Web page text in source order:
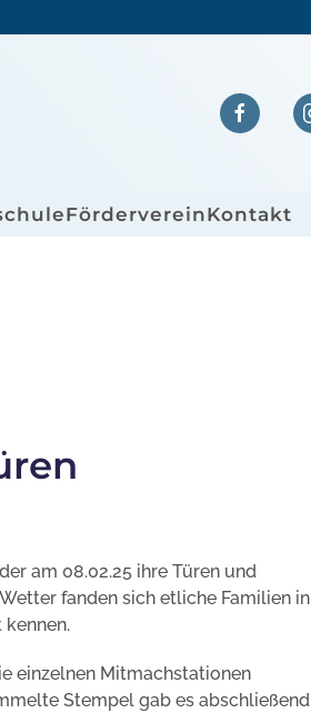
FördervereinKontakt
am 08.02.25 ihre Türen und
fanden sich etliche Familien in
einzelnen Mitmachstationen
Stempel gab es abschließend